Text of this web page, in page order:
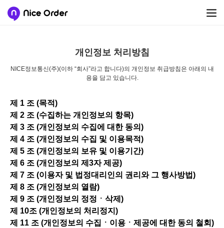
개인정보 처리방침
NICE정보통신(주)(이하 “회사”라고 합니다)의 개인정보 취급방침은 아래의 내
용을 담고 있습니다.
제 1 조 (목적)
제 2 조 (수집하는 개인정보의 항목)
제 3 조 (개인정보의 수집에 대한 동의)
제 4 조 (개인정보의 수집 및 이용목적)
제 5 조 (개인정보의 보유 및 이용기간)
제 6 조 (개인정보의 제3자 제공)
제 7 조 (이용자 및 법정대리인의 권리와 그 행사방법)
제 8 조 (개인정보의 열람)
제 9 조 (개인정보의 정정ㆍ삭제)
제 10조 (개인정보의 처리정지)
제 11 조 (개인정보의 수집ㆍ이용ㆍ제공에 대한 동의 철회)